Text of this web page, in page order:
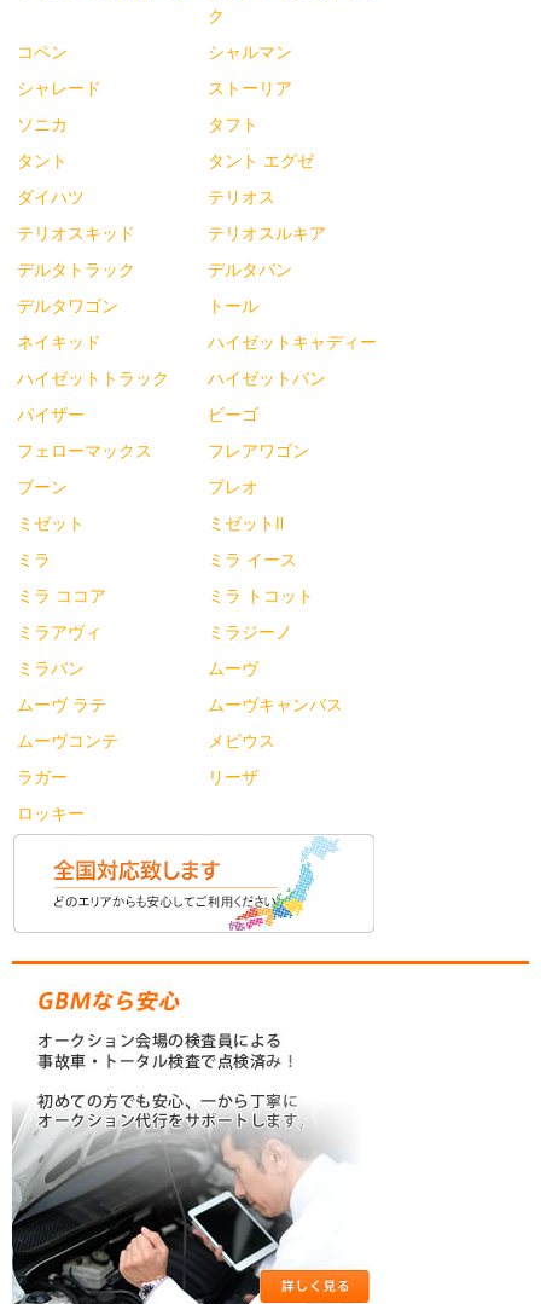
ク
コペン
シャルマン
シャレード
ストーリア
ソニカ
タフト
タント
タント エグゼ
ダイハツ
テリオス
テリオスキッド
テリオスルキア
デルタトラック
デルタバン
デルタワゴン
トール
ネイキッド
ハイゼットキャディー
ハイゼットトラック
ハイゼットバン
パイザー
ビーゴ
フェローマックス
フレアワゴン
ブーン
プレオ
ミゼット
ミゼットⅡ
ミラ
ミラ イース
ミラ ココア
ミラ トコット
ミラアヴィ
ミラジーノ
ミラバン
ムーヴ
ムーヴ ラテ
ムーヴキャンバス
ムーヴコンテ
メビウス
ラガー
リーザ
ロッキー